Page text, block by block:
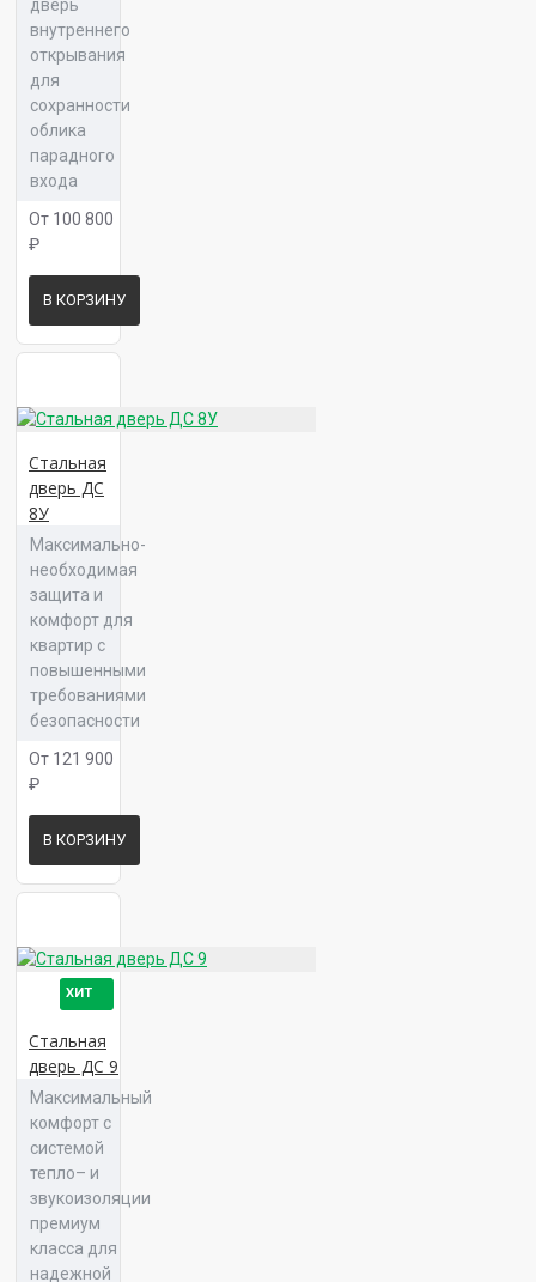
Панель 16 Сплайн Л 05
Панель 16 Техно К 01
Панель 16 Техно К 03
Панель 16 Техно Л 01
Панель 16 Техно Л 02
Панель 16 Техно Л 03
Панель 16 Тринити К 01
Панель 16 Тринити К 02
дверь
внутреннего
открывания
для
сохранности
облика
парадного
входа
От 100 800
₽
В КОРЗИНУ
Стальная
дверь ДС
8У
Максимально-
необходимая
защита и
комфорт для
квартир с
повышенными
требованиями
безопасности
От 121 900
₽
В КОРЗИНУ
ХИТ
Стальная
дверь ДС 9
Максимальный
комфорт с
системой
тепло– и
звукоизоляции
премиум
класса для
надежной